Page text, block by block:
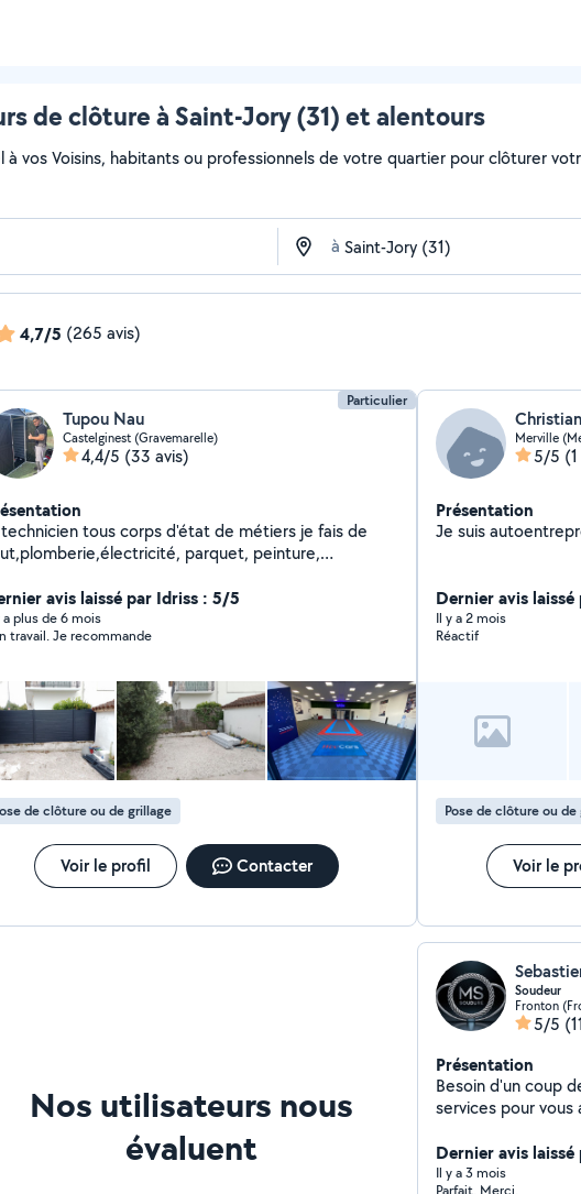
de clôture à Saint-Jory (31) et alentours
vos Voisins, habitants ou professionnels de votre quartier pour clôturer
à
4,7/5 (265 avis)
Particulier
Tupou Nau
Castelginest (Gravemarelle)
4,4/5 (33 avis)
tous corps d'état de métiers je fais de
parquet, peinture,
avis laissé par Idriss : 5/5
a plus de 6 mois
travail. Je recommande
de clôture ou de grillage
Voir le profil Contacter
Merville
5/5
Présentation
Je suis
Dernier avis
Il y a 2 mois
Réactif
Pose de clôture ou de
Voir le
Nos utilisateurs nous
évaluent
Soudeur
Fronton
5/5
Présentation
Besoin d'un coup
services pour
Fabrication sur
garde-corps, structures
Dernier avis
Il y a 3 mois
Parfait. Merci.